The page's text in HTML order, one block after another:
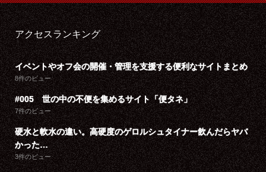
アクセスランキング
イベントやオフ会の開催・管理を支援する便利なサイトまとめ
8件のビュー
#005 世の中の不便を集めるサイト「便タネ」
7件のビュー
硬水と軟水の違い。高硬度のゲロルシュタイナー飲んだらヤバ
かった…
3件のビュー